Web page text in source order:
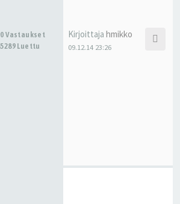
Vastaukset
Luettu
Kirjoittaja hmikko
09.12.14 23:26